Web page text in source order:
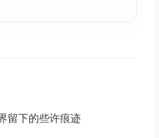
留下的些许痕迹